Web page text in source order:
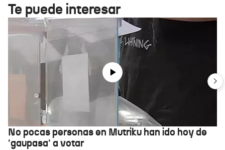
Te puede interesar
No pocas personas en Mutriku han ido hoy de
'gaupasa' a votar